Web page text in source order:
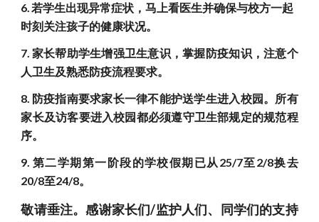
6.若学生出现异常症状，马上看医生并确保与校方一起
时刻关注孩子的健康状况。
7. 家长帮助学生增强卫生意识，掌握防疫知识，注意个
人卫生及熟悉防疫流程要求。
8. 防疫指南要求家长一律不能护送学生进入校园。所有
家长及访客要进入校园都必须遵守卫生部规定的规范程
序。
9. 第二学期第一阶段的学校假期已从25/7至2/8换去
20/8至24/8。
敬请垂注。感谢家长们/监护人们、同学们的支持